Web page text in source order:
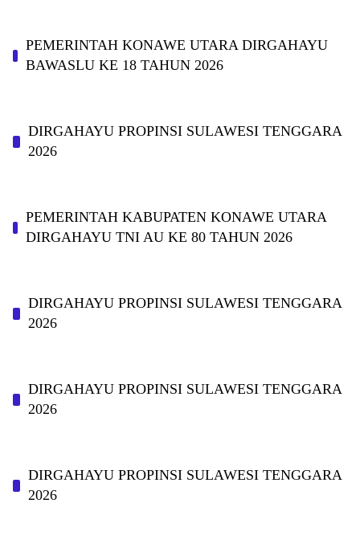
PEMERINTAH KONAWE UTARA DIRGAHAYU
BAWASLU KE 18 TAHUN 2026
DIRGAHAYU PROPINSI SULAWESI TENGGARA
2026
PEMERINTAH KABUPATEN KONAWE UTARA
DIRGAHAYU TNI AU KE 80 TAHUN 2026
DIRGAHAYU PROPINSI SULAWESI TENGGARA
2026
DIRGAHAYU PROPINSI SULAWESI TENGGARA
2026
DIRGAHAYU PROPINSI SULAWESI TENGGARA
2026